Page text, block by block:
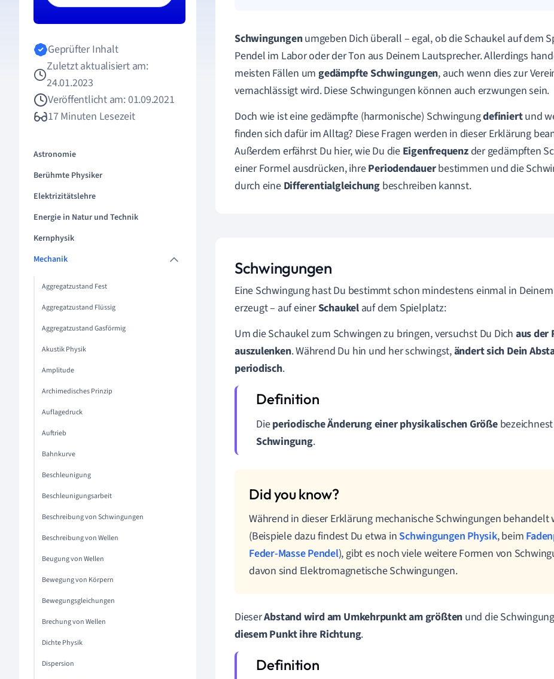
Geprüfter Inhalt
Zuletzt aktualisiert am:
24.01.2023
Veröffentlicht am: 01.09.2021
17 Minuten Lesezeit
Astronomie
Berühmte Physiker
Elektrizitätslehre
Energie in Natur und Technik
Kernphysik
Mechanik
Aggregatzustand Fest
Aggregatzustand Flüssig
Aggregatzustand Gasförmig
Akustik Physik
Amplitude
Archimedisches Prinzip
Auflagedruck
Auftrieb
Bahnkurve
Beschleunigung
Beschleunigungsarbeit
Beschreibung von Schwingungen
Beschreibung von Wellen
Beugung von Wellen
Bewegung von Körpern
Bewegungsgleichungen
Brechung von Wellen
Dichte Physik
Dispersion
Schwingungenumgeben Dich überall – egal, ob die Schaukel auf dem
Pendel im Labor oder der Ton aus Deinem Lautsprecher. Allerdings
meisten Fällen um gedämpfte Schwingungen, auch wenn dies zur
vernachlässigt wird. Diese Schwingungen können auch erzwungen sein.
Doch wie ist eine gedämpfte (harmonische) Schwingungdefiniertund
finden sich dafür im Alltag? Diese Fragen werden in dieser Erklärung
Außerdem erfährst Du hier, wie Du die Eigenfrequenzder gedämpften
einer Formel ausdrücken, ihrePeriodendauerbestimmen und die
durch eine Differentialgleichungbeschreiben kannst.
Schwingungen
Eine Schwingung hast Du bestimmt schon mindestens einmal in
erzeugt – auf einerSchaukelauf dem Spielplatz:
Um die Schaukel zum Schwingen zu bringen, versuchst Du Dich aus der
auszulenken. Während Du hin und her schwingst,ändert sich Dein
periodisch.
Dieperiodische Änderung einer physikalischen Größe
Schwingung.
Während in dieser Erklärung mechanische Schwingungen behandelt
(Beispiele dazu findest Du etwa in Schwingungen Physik, beim
Feder-Masse Pendel), gibt es noch viele weitere Formen von
davon sind Elektromagnetische Schwingungen.
DieserAbstandwird am Umkehrpunktam größten und die Schwingung
diesem Punkt ihre Richtung.